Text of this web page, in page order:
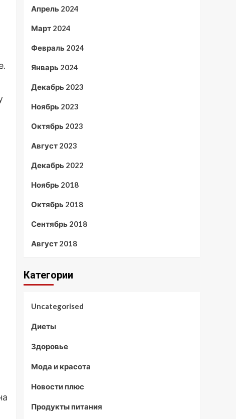
Апрель 2024
Март 2024
Февраль 2024
Январь 2024
Декабрь 2023
Ноябрь 2023
Октябрь 2023
Август 2023
Декабрь 2022
Ноябрь 2018
Октябрь 2018
Сентябрь 2018
Август 2018
Категории
Uncategorised
Диеты
Здоровье
Мода и красота
Новости плюс
Продукты питания